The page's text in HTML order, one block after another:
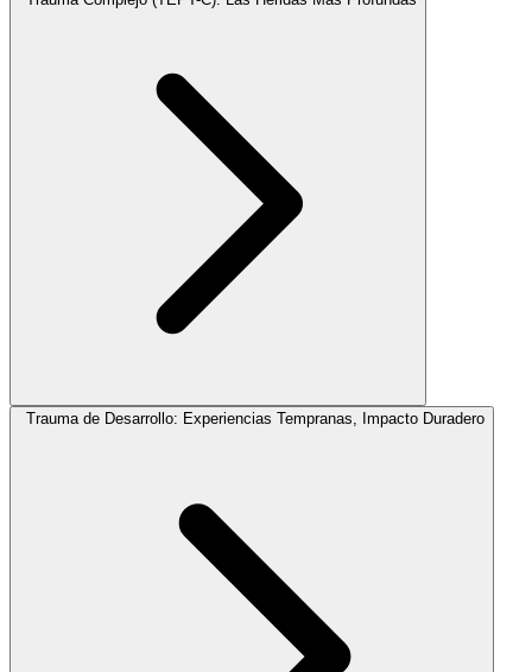
Trauma de Desarrollo: Experiencias Tempranas, Impacto Duradero